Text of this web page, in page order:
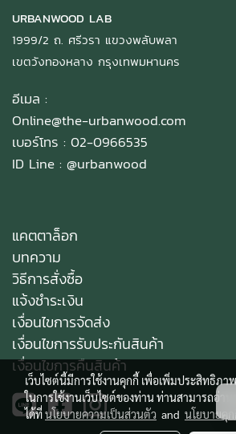
URBANWOOD LAB
1999/2 ถ. ศรีวรา แขวงพลับพลา
เขตวังทองหลาง กรุงเทพมหานคร
อีเมล :
Online@the-urbanwood.com
เบอร์โทร : 02-0966535
ID Line : @urbanwood
แคตตาล็อก
บทความ
วิธีการสั่งซื้อ
แจ้งชำระเงิน
เงื่อนไขการจัดส่ง
เงื่อนไขการรับประกันสินค้า
เงื่อนไขการคืนสินค้า
เว็บไซต์นี้มีการใช้งานคุกกี้ เพื่อเพิ่มประสิทธิภ
ในการใช้งานเว็บไซต์ของท่าน ท่านสามารถอ่าน
ได้ที่นโยบายความเป็นส่วนตัว and นโยบายคุกกี้